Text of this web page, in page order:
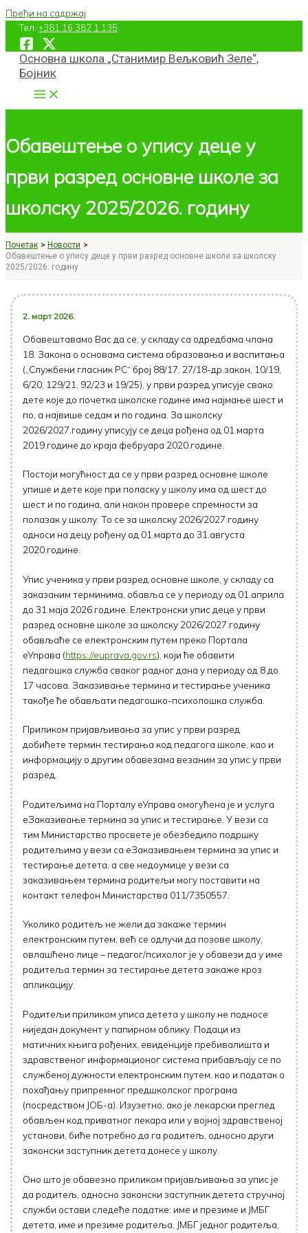
Пређи на садржај
Тел: +381 16 382 1 135
Основна школа „Станимир Вељковић Зеле“,
Бојник
Обавештење о упису деце у
први разред основне школе за
школску 2025/2026. годину
Почетак
Новости
Обавештење о упису деце у први разред основне школе за школску
2025/2026. годину
2. март 2026.
Обавештавамо Вас да се, у складу са одредбама члана
18. Закона о основама система образовања и васпитања
(„Службени гласник РС“ број 88/17, 27/18-др.закон, 10/19,
6/20, 129/21, 92/23 и 19/25), у први разред уписује свако
дете које до почетка школске године има најмање шест и
по, а највише седам и по година. За школску
2026/2027.годину уписују се деца рођена од 01.марта
2019.године до краја фебруара 2020.године.
Постоји могућност да се у први разред основне школе
упише и дете које при поласку у школу има од шест до
шест и по година, али након провере спремности за
полазак у школу. То се за школску 2026/2027.годину
односи на децу рођену од 01.марта до 31.августа
2020.године.
Упис ученика у први разред основне школе, у складу са
заказаним терминима, обавља се у периоду од 01.априла
до 31.маја 2026.године. Електронски упис деце у први
разред основне школе за школску 2026/2027.годину
обављаће се електронским путем преко Портала
еУправа (https://euprava.gov.rs), који ће обавити
педагошка служба сваког радног дана у периоду од 8 до
17 часова. Заказивање термина и тестирање ученика
такође ће обављати педагошко-психолошка служба.
Приликом пријављивања за упис у први разред
добићете термин тестирања код педагога школе, као и
информацију о другим обавезама везаним за упис у први
разред.
Родитељима на Порталу еУправа омогућена је и услуга
еЗаказивање термина за упис и тестирање. У вези са
тим Министарство просвете је обезбедило подршку
родитељима у вези са еЗаказивањем термина за упис и
тестирање детета, а све недоумице у вези са
заказивањем термина родитељи могу поставити на
контакт телефон Министарства 011/7350557.
Уколико родитељ не жели да закаже термин
електронским путем, већ се одлучи да позове школу,
овлашћено лице – педагог/психолог је у обавези да у име
родитеља термин за тестирање детета закаже кроз
апликацију.
Родитељи приликом уписа детета у школу не подносе
ниједан документ у папирном облику. Подаци из
матичних књига рођених, евиденције пребивалишта и
здравственог информационог система прибављају се по
службеној дужности електронским путем, као и податак о
похађању припремног предшколског програма
(посредством ЈОБ-а). Изузетно, ако је лекарски преглед
обављен код приватног лекара или у војној здравственој
установи, биће потребно да га родитељ, односно други
законски заступник детета донесе у школу.
Оно што је обавезно приликом пријављивања за упис је
да родитељ, односно законски заступник детета стручној
служби остави следеће податке: име и презиме и ЈМБГ
детета, име и презиме родитеља, ЈМБГ једног родитеља,